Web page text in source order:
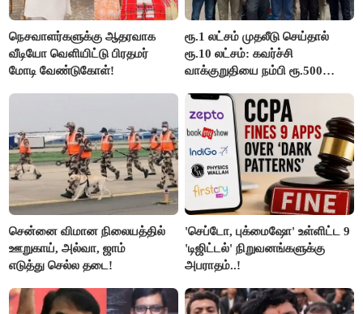
நெசவாளர்களுக்கு ஆதரவாக
வீடியோ வெளியிட்டு பிரதமர்
மோடி வேண்டுகோள்!
ரூ.1 லட்சம் முதலீடு செய்தால்
ரூ.10 லட்சம்: கவர்ச்சி
வாக்குறுதியை நம்பி ரூ.500
மக்கள்!
சென்னை விமான நிலையத்தில்
ஊறுகாய், அல்வா, ஜாம்
எடுத்து செல்ல தடை!
'செப்டோ, புக்மைஷோ' உள்ளிட்ட 9
'டிஜிட்டல்' நிறுவனங்களுக்கு
அபராதம்..!